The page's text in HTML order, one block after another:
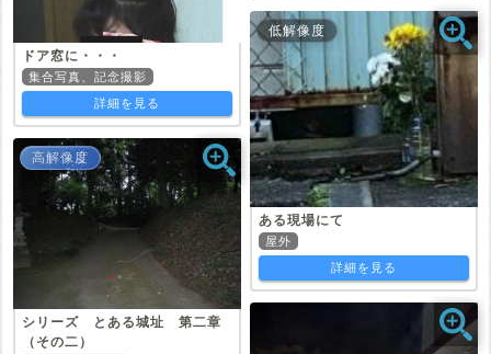
ドア窓に・・・
集合写真、記念撮影
詳細を見る
高解像度
シリーズ とある城址 第二章
（その二）
低解像度
ある現場にて
屋外
詳細を見る